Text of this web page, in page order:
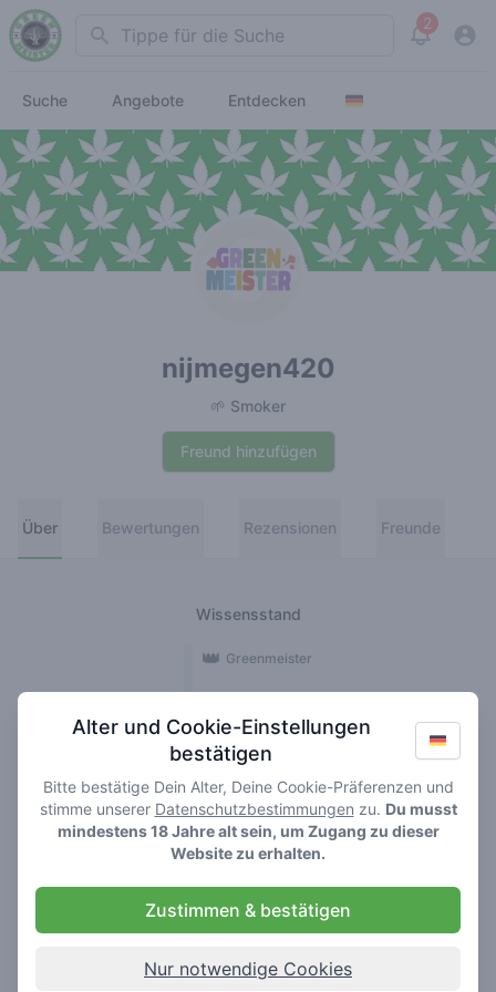
Search 2
View
Suche Angebote Entdecken
nijmegen420
🌱 Smoker
Freund hinzufügen
Über Bewertungen Rezensionen Freunde
Wissensstand
🍃 Smoker
🌱 Roller
🥦 Stoner
👑 Greenmeister
Rezensionen
Bewertungen
Alter und Cookie-Einstellungen
bestätigen
Bitte bestätige Dein Alter, Deine Cookie-Präferenzen und
stimme unserer Datenschutzbestimmungen zu. Du musst
mindestens 18 Jahre alt sein, um Zugang zu dieser
Website zu erhalten.
Zustimmen & bestätigen
Nur notwendige Cookies